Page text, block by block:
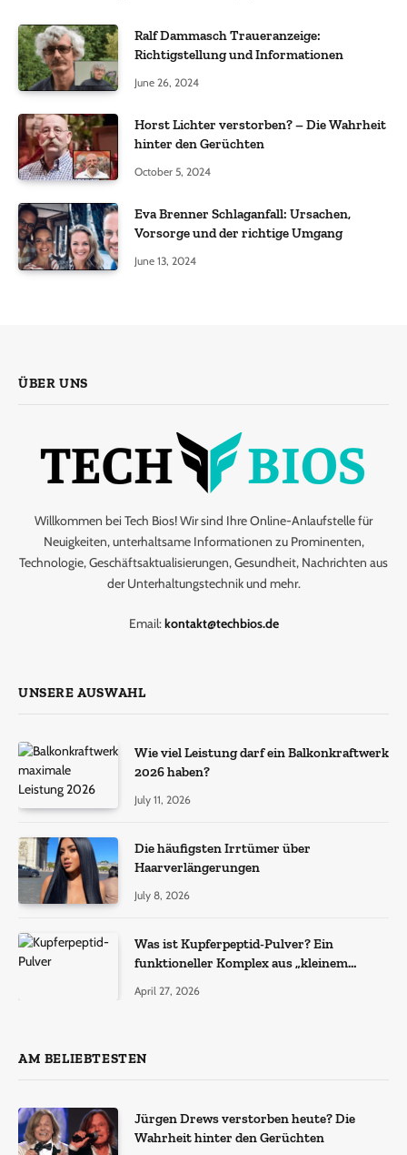
Ralf Dammasch Traueranzeige:
Richtigstellung und Informationen
June 26, 2024
Horst Lichter verstorben? – Die Wahrheit
hinter den Gerüchten
October 5, 2024
Eva Brenner Schlaganfall: Ursachen,
Vorsorge und der richtige Umgang
June 13, 2024
ÜBER UNS
Willkommen bei Tech Bios! Wir sind Ihre Online-Anlaufstelle für
Neuigkeiten, unterhaltsame Informationen zu Prominenten,
Technologie, Geschäftsaktualisierungen, Gesundheit, Nachrichten aus
der Unterhaltungstechnik und mehr.
Email:kontakt@techbios.de
UNSERE AUSWAHL
Wie viel Leistung darf ein Balkonkraftwerk
2026 haben?
July 11, 2026
Die häufigsten Irrtümer über
Haarverlängerungen
July 8, 2026
Was ist Kupferpeptid-Pulver? Ein
funktioneller Komplex aus „kleinem
April 27, 2026
AM BELIEBTESTEN
Jürgen Drews verstorben heute? Die
Wahrheit hinter den Gerüchten